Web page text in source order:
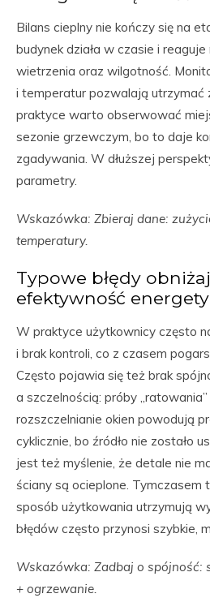
Bilans cieplny nie kończy się na
budynek działa w czasie i
wietrzenia oraz wilgotność.
i temperatur pozwalają utrzymać
praktyce warto obserwować
sezonie grzewczym, bo to daje
zgadywania. W dłuższej
parametry.
Wskazówka: Zbieraj dane:
temperatury.
Typowe błędy
efektywność
W praktyce użytkownicy często
i brak kontroli, co z czasem
Często pojawia się też brak
a szczelnością: próby
rozszczelnianie okien powodują
cyklicznie, bo źródło nie zostało
jest też myślenie, że detale nie
ściany są ocieplone. Tymczasem
sposób użytkowania utrzymują
błędów często przynosi szybkie,
Wskazówka: Zadbaj o spójność:
+ ogrzewanie.